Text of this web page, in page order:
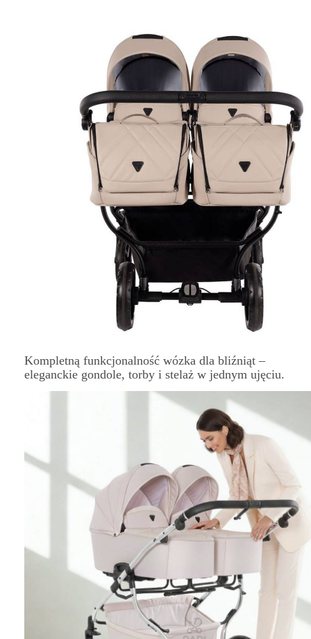
Kompletną funkcjonalność wózka dla bliźniąt –
eleganckie gondole, torby i stelaż w jednym ujęciu.